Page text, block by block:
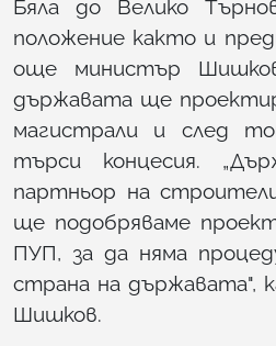
Бяла до Велико
положение както и
още министър
държавата ще
магистрали и след
търси концесия.
партньор на
ще подобряваме
ПУП, за да няма
страна на държавата",
Шишков.